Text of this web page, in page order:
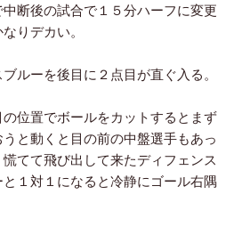
断後の試合で１５分ハーフに変更
りデカい。
ルーを後目に２点目が直ぐ入る。
位置でボールをカットするとまず
と動くと目の前の中盤選手もあっ
てて飛び出して来たディフェンス
１対１になると冷静にゴール右隅